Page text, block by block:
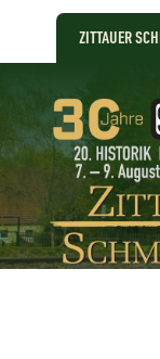
ZITTAUER